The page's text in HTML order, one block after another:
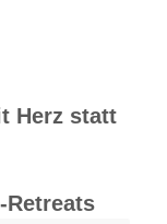
Herz statt
Retreats